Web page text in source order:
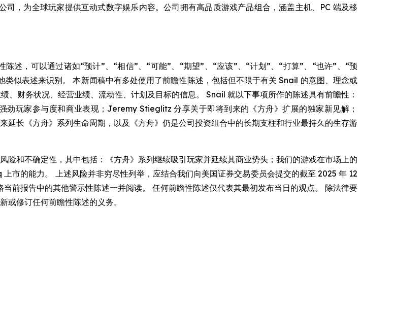
，为全球玩家提供互动式数字娱乐内容。公司拥有高品质游戏产品组合，涵盖主机、PC 端及移
述，可以通过诸如“预计”、“相信”、“可能”、“期望”、“应该”、“计划”、“打算”、“也许”、“预
似表述来识别。 本新闻稿中有多处使用了前瞻性陈述，包括但不限于有关 Snail 的意图、理念或
财务状况、经营业绩、流动性、计划及目标的信息。 Snail 就以下事项所作的陈述具有前瞻性：
玩家参与度和商业表现；Jeremy Stieglitz 分享关于即将到来的《方舟》扩展的独家新见解；
延长《方舟》系列生命周期，以及《方舟》仍是公司投资组合中的长期支柱和行业最持久的生存游
和不确定性，其中包括：《方舟》系列继续吸引玩家并延续其商业势头；我们的游戏在市场上的
市的能力。 上述风险并非穷尽性列举，应结合我们向美国证券交易委员会提交的截至 2025 年 12
前报告中的其他警示性陈述一并阅读。 任何前瞻性陈述仅代表其最初发布当日的观点。 除法律要
或修订任何前瞻性陈述的义务。